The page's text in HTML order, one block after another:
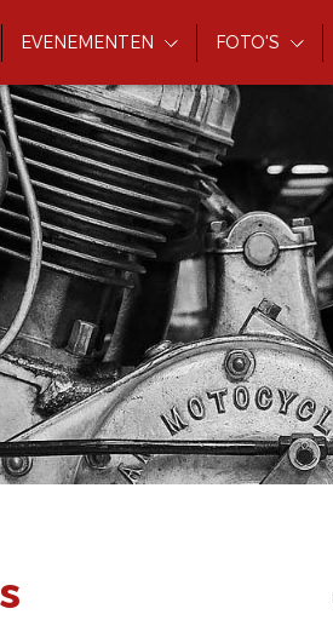
EVENEMENTEN FOTO'S